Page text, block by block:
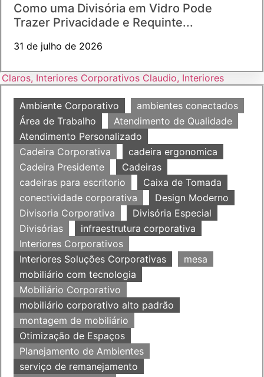
Como uma Divisória em Vidro Pode
Trazer Privacidade e Requinte...
31 de julho de 2026
Ambiente Corporativo
ambientes conectados
Área de Trabalho
Atendimento de Qualidade
Atendimento Personalizado
Cadeira Corporativa
cadeira ergonomica
Cadeira Presidente
Cadeiras
cadeiras para escritorio
Caixa de Tomada
conectividade corporativa
Design Moderno
Divisoria Corporativa
Divisória Especial
Divisórias
infraestrutura corporativa
Interiores Corporativos
Interiores Soluções Corporativas
mesa
mobiliário com tecnologia
Mobiliário Corporativo
mobiliário corporativo alto padrão
montagem de mobiliário
Otimização de Espaços
Planejamento de Ambientes
serviço de remanejamento